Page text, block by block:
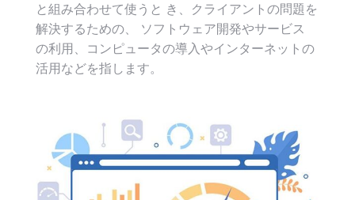
と組み合わせて使うと き、クライアントの問題を
解決するための、 ソフトウェア開発やサービス
の利用、コンピュータの導入やインターネットの
活用などを指します。